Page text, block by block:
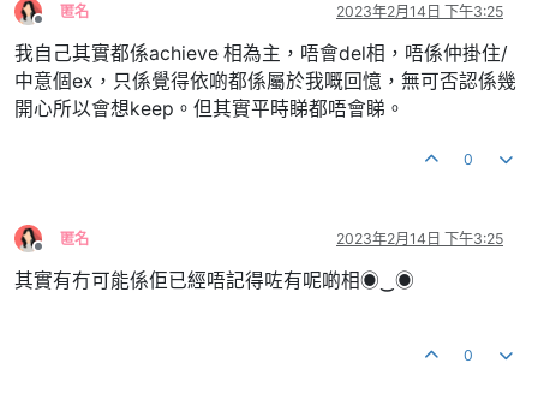
離線
匿名 2023年2月14日 下午3:25
我自己其實都係achieve 相為主，唔會del相，唔係仲掛住/
中意個ex，只係覺得依啲都係屬於我嘅回憶，無可否認係幾
開心所以會想keep。但其實平時睇都唔會睇。
0
離線
匿名 2023年2月14日 下午3:25
其實有冇可能係佢已經唔記得咗有呢啲相◉‿◉
0